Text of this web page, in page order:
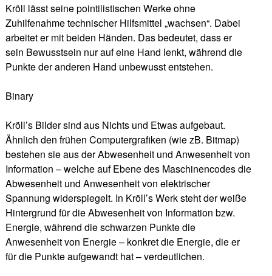
Kröll lässt seine pointilistischen Werke ohne
Zuhilfenahme technischer Hilfsmittel „wachsen“. Dabei
arbeitet er mit beiden Händen. Das bedeutet, dass er
sein Bewusstsein nur auf eine Hand lenkt, während die
Punkte der anderen Hand unbewusst entstehen.
Binary
Kröll’s Bilder sind aus Nichts und Etwas aufgebaut.
Ähnlich den frühen Computergrafiken (wie zB. Bitmap)
bestehen sie aus der Abwesenheit und Anwesenheit von
Information – welche auf Ebene des Maschinencodes die
Abwesenheit und Anwesenheit von elektrischer
Spannung widerspiegelt. In Kröll’s Werk steht der weiße
Hintergrund für die Abwesenheit von Information bzw.
Energie, während die schwarzen Punkte die
Anwesenheit von Energie – konkret die Energie, die er
für die Punkte aufgewandt hat – verdeutlichen.